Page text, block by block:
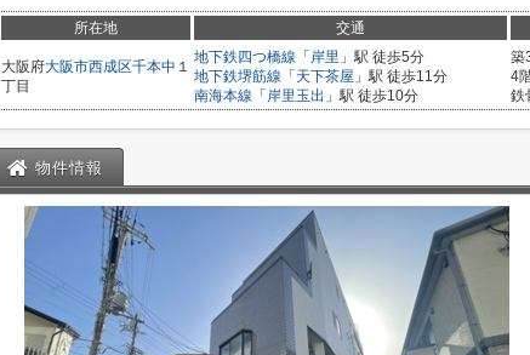
所在地 交通
大阪府大阪市西成区千本中 １
丁目
地下鉄四つ橋線 「 岸里 」駅 徒歩5分
地下鉄堺筋線 「 天下茶屋 」駅 徒歩11分
南海本線 「 岸里玉出 」駅 徒歩10分
築
4
鉄
物件情報